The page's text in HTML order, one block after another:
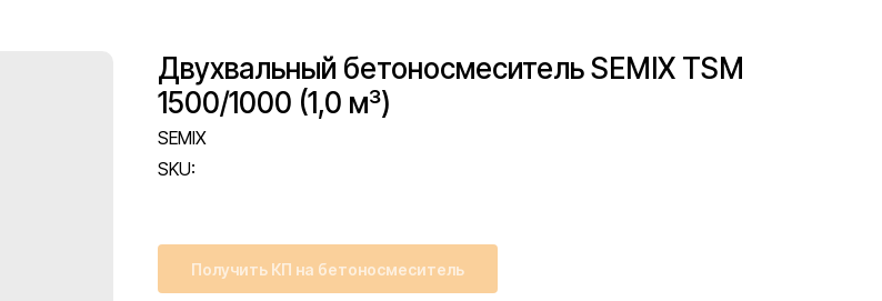
Двухвальный бетоносмеситель SEMIX TSM
1500/1000 (1,0 м³)
SEMIX
SKU:
Получить КП на бетоносмеситель